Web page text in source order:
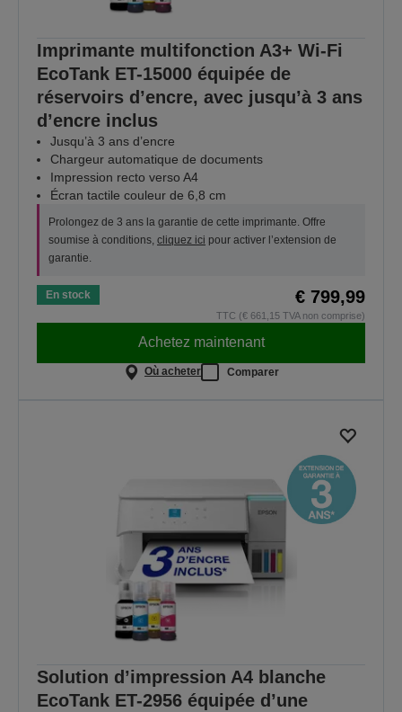
Imprimante multifonction A3+ Wi-Fi
EcoTank ET-15000 équipée de
réservoirs d’encre, avec jusqu’à 3 ans
d’encre inclus
Jusqu’à 3 ans d’encre
Chargeur automatique de documents
Impression recto verso A4
Écran tactile couleur de 6,8 cm
Prolongez de 3 ans la garantie de cette imprimante. Offre
soumise à conditions, cliquez ici pour activer l’extension de
garantie.
En stock € 799,99
TTC (€ 661,15 TVA non comprise)
Achetez maintenant
Où acheter Comparer
Solution d’impression A4 blanche
EcoTank ET-2956 équipée d’une